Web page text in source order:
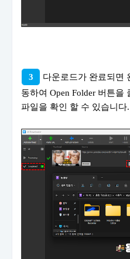
3
다운로드가 완료되면
동하여 Open Folder 버튼을
파일을 확인 할 수 있습니다.